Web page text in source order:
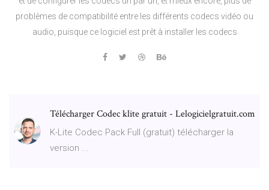
problèmes de compatibilité entre les différents codecs vidéo ou
audio, puisque ce logiciel est prêt à installer les codecs
Télécharger Codec klite gratuit - Lelogicielgratuit.com
K-Lite Codec Pack Full (gratuit) télécharger la
version ...